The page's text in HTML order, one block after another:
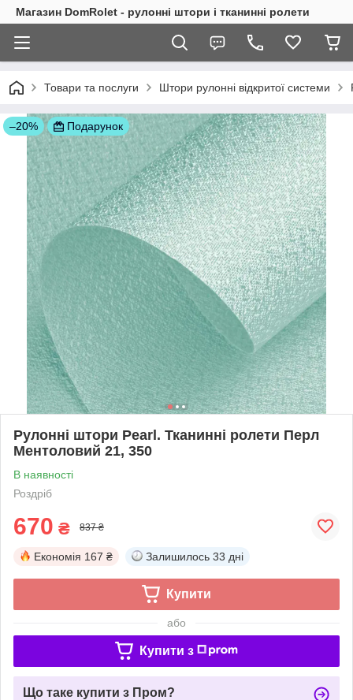
Магазин DomRolet - рулонні штори і тканинні ролети
Товари та послуги Штори рулонні відкритої системи
–20% Подарунок
Рулонні штори Pearl. Тканинні ролети Перл
Ментоловий 21, 350
В наявності
Роздріб
670 ₴ 837 ₴
Економія 167 ₴ Залишилось 33 дні
Купити
або
Купити з
Що таке купити з Пром?